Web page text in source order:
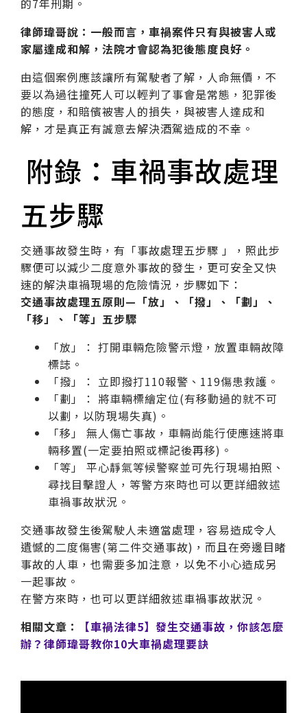
律師瑋哥說：一般而言，車禍案件只有與被害人或
家屬達成和解，法院才會認為犯後態度良好。
由這個案例應該讓所有駕駛者了解，人命無價，不
要以為過往撞死人可以輕判了事會是常態，犯罪後
的態度，和賠儐被害人的損失，與被害人達成和
解，才是真正有誠意去解決酒駕造成的不幸。
附錄：車禍事故處理
五步驟
交通事故發生時，有「事故處理五步驟 」，照此步
驟便可以減少二度意外事故的發生，更可安全又快
速的解決車禍現場的危險情況，步驟如下：
交通事故處理五原則—「放」、「撥」、「劃」、
「移」、「等」五步驟
「放」： 打開車輛危險警示燈，放置車輛故障
標誌。
「撥」： 立即撥打110報警、119傷患救護。
「劃」： 將車輛標繪定位(有移動過的就不可
以劃，以防現場失真)。
「移」 無人傷亡事故，車輛尚能行使應速將車
輛移置(一定要拍照或標記後再移)。
「等」 平心靜氣等候警察並可先行現場拍照、
尋找目擊證人，等警方來時也可以更詳細敘述
車禍事故狀況。
交通事故發生後駕駛人未適當處理，容易造成令人
遺憾的二度傷害(第二件交通事故)，而且在旁邊目睹
事故的人車，也需要多加注意，以免不小心造成另
一起事故。
在警方來時，也可以更詳細敘述車禍事故狀況。
相關文章：
【車禍法律5】發生交通事故，你該怎麼
辦？律師瑋哥教你10大車禍處理要訣